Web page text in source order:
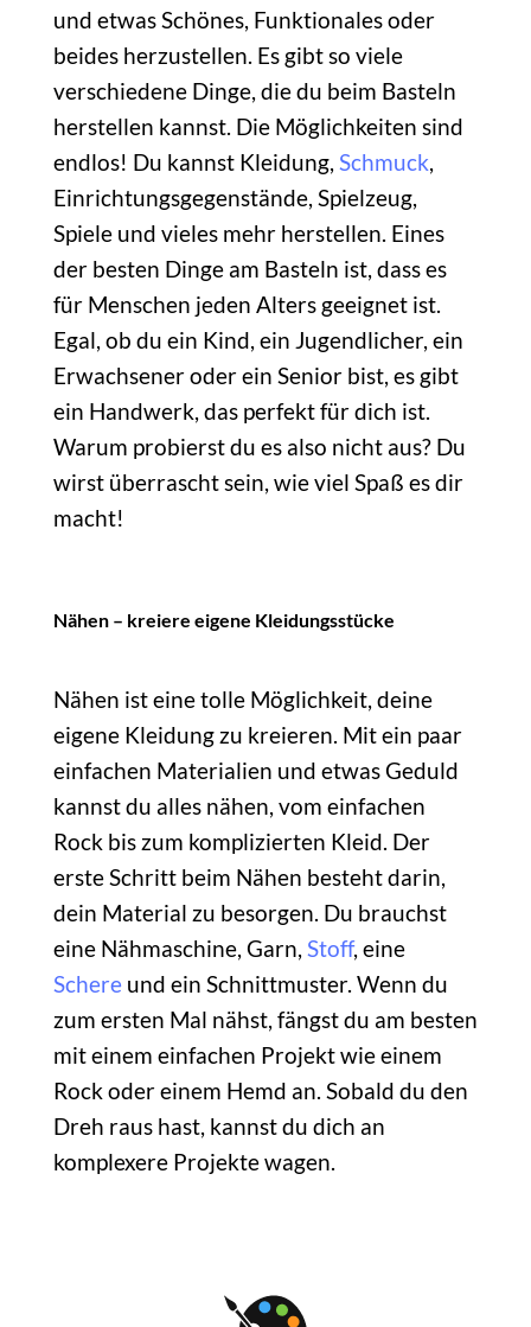
und etwas Schönes, Funktionales oder
beides herzustellen. Es gibt so viele
verschiedene Dinge, die du beim Basteln
herstellen kannst. Die Möglichkeiten sind
endlos! Du kannst Kleidung, Schmuck,
Einrichtungsgegenstände, Spielzeug,
Spiele und vieles mehr herstellen. Eines
der besten Dinge am Basteln ist, dass es
für Menschen jeden Alters geeignet ist.
Egal, ob du ein Kind, ein Jugendlicher, ein
Erwachsener oder ein Senior bist, es gibt
ein Handwerk, das perfekt für dich ist.
Warum probierst du es also nicht aus? Du
wirst überrascht sein, wie viel Spaß es dir
macht!
Nähen – kreiere eigene Kleidungsstücke
Nähen ist eine tolle Möglichkeit, deine
eigene Kleidung zu kreieren. Mit ein paar
einfachen Materialien und etwas Geduld
kannst du alles nähen, vom einfachen
Rock bis zum komplizierten Kleid. Der
erste Schritt beim Nähen besteht darin,
dein Material zu besorgen. Du brauchst
eine Nähmaschine, Garn, Stoff, eine
Schere und ein Schnittmuster. Wenn du
zum ersten Mal nähst, fängst du am besten
mit einem einfachen Projekt wie einem
Rock oder einem Hemd an. Sobald du den
Dreh raus hast, kannst du dich an
komplexere Projekte wagen.